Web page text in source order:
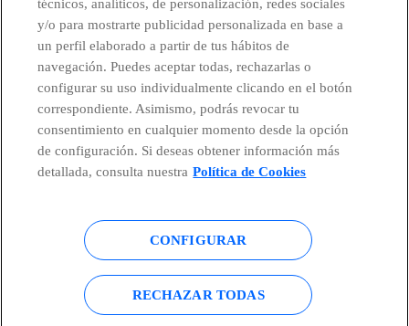
Países y Unidades emergentes
Canal de Denuncias
Centro Global Transparencia
Política de cookies Aviso legal
Accesibilidad Política de privacidad
técnicos, analíticos, de personalización, redes sociales
y/o para mostrarte publicidad personalizada en base a
un perfil elaborado a partir de tus hábitos de
navegación. Puedes aceptar todas, rechazarlas o
configurar su uso individualmente clicando en el botón
correspondiente. Asimismo, podrás revocar tu
consentimiento en cualquier momento desde la opción
de configuración. Si deseas obtener información más
detallada, consulta nuestra Política de Cookies
CONFIGURAR
RECHAZAR TODAS